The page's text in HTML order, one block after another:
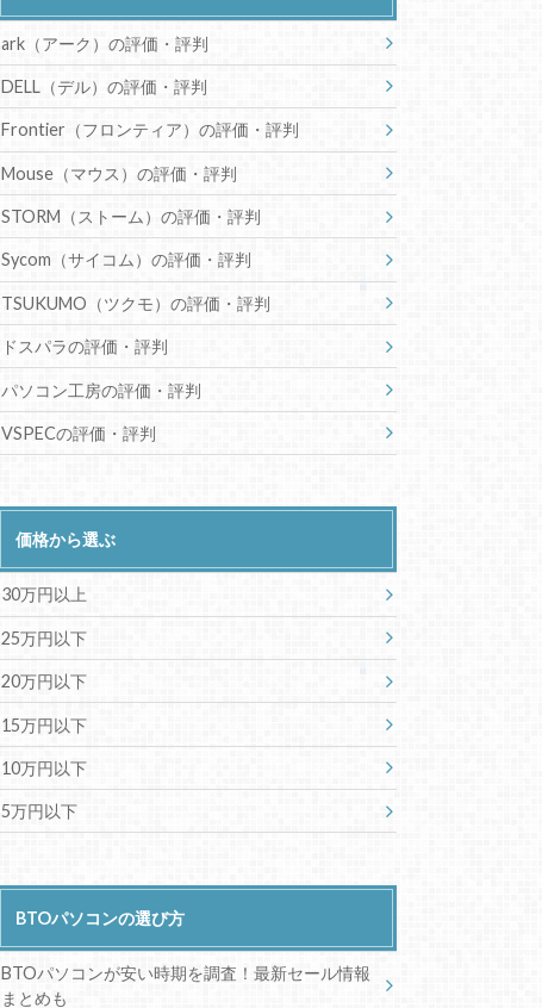
ark（アーク）の評価・評判
DELL（デル）の評価・評判
Frontier（フロンティア）の評価・評判
Mouse（マウス）の評価・評判
STORM（ストーム）の評価・評判
Sycom（サイコム）の評価・評判
TSUKUMO（ツクモ）の評価・評判
ドスパラの評価・評判
パソコン工房の評価・評判
VSPECの評価・評判
価格から選ぶ
30万円以上
25万円以下
20万円以下
15万円以下
10万円以下
5万円以下
BTOパソコンの選び方
BTOパソコンが安い時期を調査！最新セール情報
まとめも